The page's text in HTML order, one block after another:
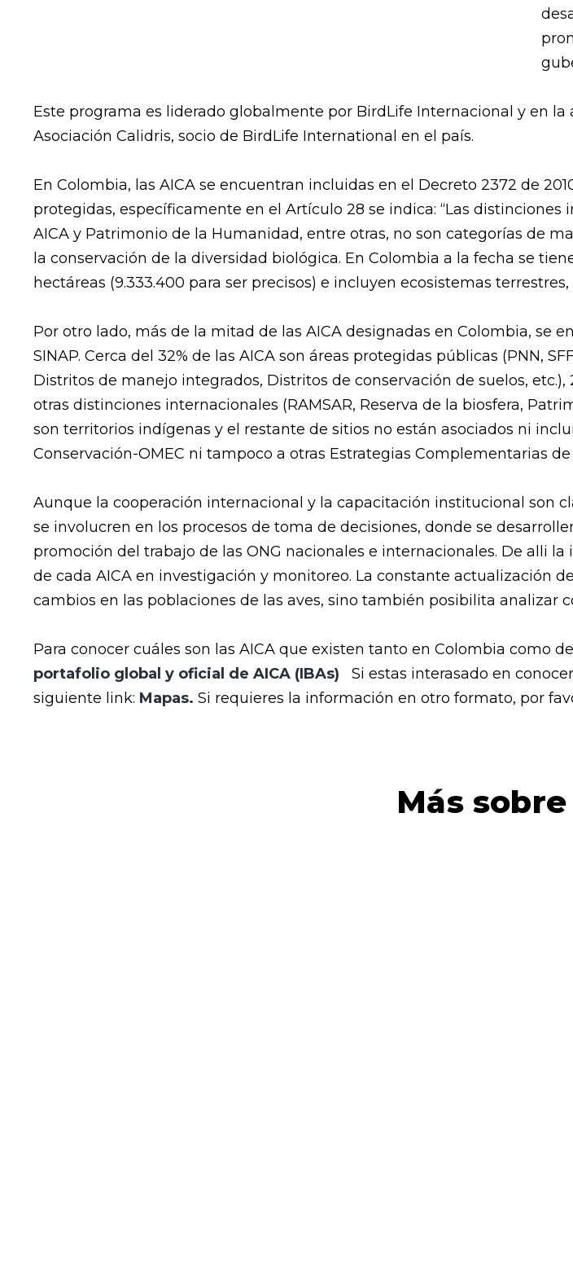
Este programa es liderado globalmente por BirdLife Internacional y en
Asociación Calidris, socio de BirdLife International en el país.
En Colombia, las AICA se encuentran incluidas en el Decreto 2372 de
protegidas, específicamente en el Artículo 28 se indica: “Las distinciones
AICA y Patrimonio de la Humanidad, entre otras, no son categorías de
la conservación de la diversidad biológica. En Colombia a la fecha se
hectáreas (9.333.400 para ser precisos) e incluyen ecosistemas
Por otro lado, más de la mitad de las AICA designadas en Colombia, se
SINAP. Cerca del 32% de las AICA son áreas protegidas públicas (PNN,
Distritos de manejo integrados, Distritos de conservación de suelos,
otras distinciones internacionales (RAMSAR, Reserva de la biosfera,
son territorios indígenas y el restante de sitios no están asociados ni
Conservación-OMEC ni tampoco a otras Estrategias Complementarias de
Aunque la cooperación internacional y la capacitación institucional son
se involucren en los procesos de toma de decisiones, donde se
promoción del trabajo de las ONG nacionales e internacionales. De alli
de cada AICA en investigación y monitoreo. La constante actualización
cambios en las poblaciones de las aves, sino también posibilita analizar
Para conocer cuáles son las AICA que existen tanto en Colombia como
portafolio global y oficial de AICA (IBAs)
Si estas interasado en
siguiente link: Mapas. Si requieres la información en otro formato, por
Más